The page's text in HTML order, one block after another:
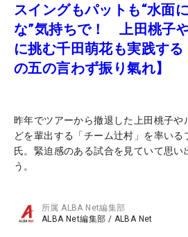
スイングもパットも“水面
な”気持ちで！ 上田桃子
に挑む千田萌花も実践す
の五の言わず振り氣れ】
昨年でツアーから撤退した上田桃子や
どを輩出する「チーム辻村」を率いる
氏。緊迫感のある試合を見ていて思い
う。
所属ALBA Net編集部
ALBA Net編集部 / ALBA Net